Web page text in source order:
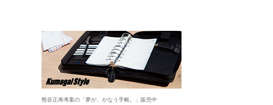
熊谷正寿考案の「夢が、かなう手帳。」販売中